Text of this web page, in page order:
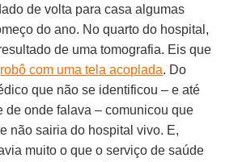
de volta para casa algumas
do ano. No quarto do hospital,
de uma tomografia. Eis que
robô com uma tela acoplada. Do
que não se identificou – e até
de onde falava – comunicou que
não sairia do hospital vivo. E,
muito o que o serviço de saúde